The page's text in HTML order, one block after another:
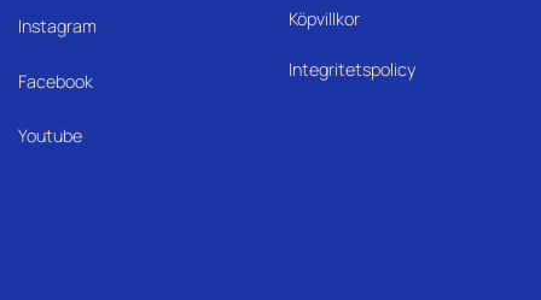
Instagram
Facebook
Youtube
Köpvillkor
Integritetspolicy